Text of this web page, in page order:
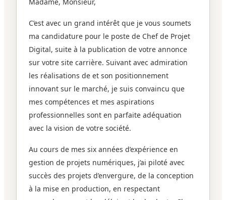
C’est avec un grand intérêt que je vous soumets
ma candidature pour le poste de Chef de Projet
Digital, suite à la publication de votre annonce
sur votre site carrière. Suivant avec admiration
les réalisations de et son positionnement
innovant sur le marché, je suis convaincu que
mes compétences et mes aspirations
professionnelles sont en parfaite adéquation
avec la vision de votre société.
Au cours de mes six années d’expérience en
gestion de projets numériques, j’ai piloté avec
succès des projets d’envergure, de la conception
à la mise en production, en respectant